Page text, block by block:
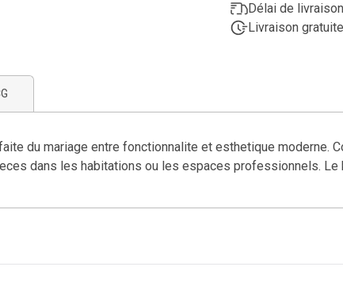
Délai de
Livraison
du mariage entre fonctionnalite et esthetique moderne.
dans les habitations ou les espaces professionnels.